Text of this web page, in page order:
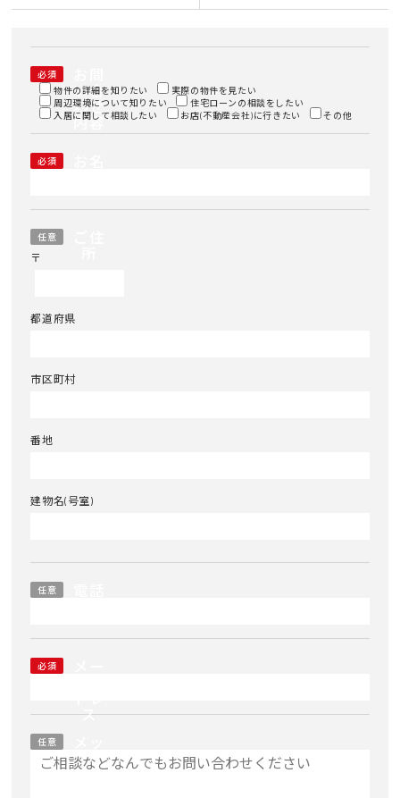
必須
い合
わせ
内容
物件の詳細を知りたい
実際の物件を見たい
周辺環境について知りたい
住宅ローンの相談をしたい
入居に関して相談したい
お店(不動産会社)に行きたい その他
必須
任意
〒
都道府県
市区町村
番地
建物名(号室)
任意
必須
ス
任意
セー
ジ